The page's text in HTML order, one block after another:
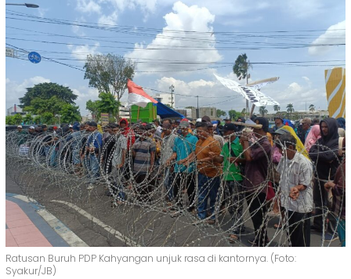
Ratusan Buruh PDP Kahyangan unjuk rasa di kantornya. (Foto:
Syakur/JB)